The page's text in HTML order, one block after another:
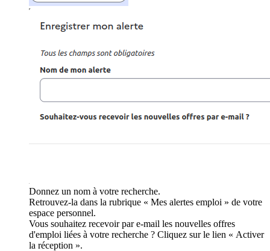
Donnez un nom à votre recherche.
Retrouvez-la dans la rubrique « Mes alertes emploi » de votre
espace personnel.
Vous souhaitez recevoir par e-mail les nouvelles offres
d'emploi liées à votre recherche ? Cliquez sur le lien « Activer
la réception ».